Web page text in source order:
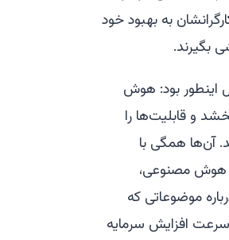
به بهبود خود
بگیرند.
اینطور بود: هوش
و قابلیت‌ها را
آن‌ها همگی با
هوش مصنوعی،
موضوعاتی که
سرعت افزایش سرمایه